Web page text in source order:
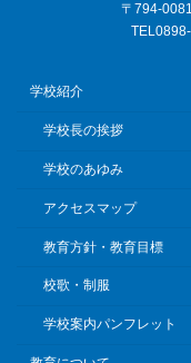
〒794-
学校紹介
学校長の挨拶
学校のあゆみ
アクセスマップ
教育方針・教育目標
校歌・制服
学校案内パンフレット